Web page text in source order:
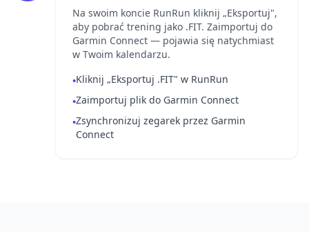
Na swoim koncie RunRun kliknij „Eksportuj",
aby pobrać trening jako .FIT. Zaimportuj do
Garmin Connect — pojawia się natychmiast
w Twoim kalendarzu.
•Kliknij „Eksportuj .FIT" w RunRun
•Zaimportuj plik do Garmin Connect
•Zsynchronizuj zegarek przez Garmin
Connect